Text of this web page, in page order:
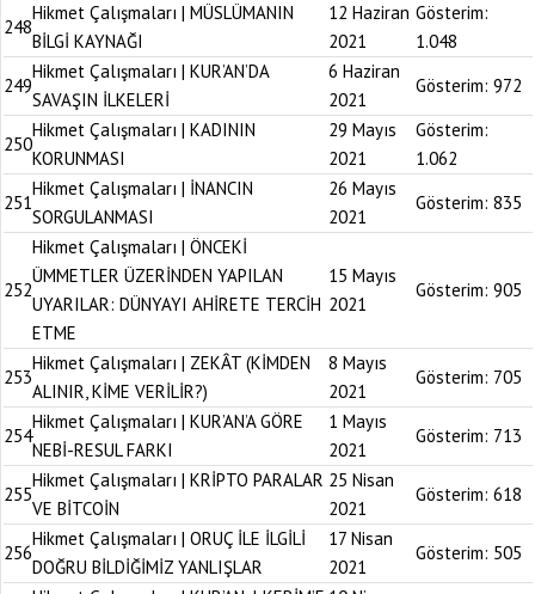
248
Hikmet Çalışmaları | MÜSLÜMANIN
BİLGİ KAYNAĞI
12 Haziran
2021
Gösterim:
1.048
249
Hikmet Çalışmaları | KUR’AN’DA
SAVAŞIN İLKELERİ
6 Haziran
2021
Gösterim: 972
250
Hikmet Çalışmaları | KADININ
KORUNMASI
29 Mayıs
2021
Gösterim:
1.062
251
Hikmet Çalışmaları | İNANCIN
SORGULANMASI
26 Mayıs
2021
Gösterim: 835
252
Hikmet Çalışmaları | ÖNCEKİ
ÜMMETLER ÜZERİNDEN YAPILAN
UYARILAR: DÜNYAYI AHİRETE TERCİH
ETME
15 Mayıs
2021
Gösterim: 905
253
Hikmet Çalışmaları | ZEKÂT (KİMDEN
ALINIR, KİME VERİLİR?)
8 Mayıs
2021
Gösterim: 705
254
Hikmet Çalışmaları | KUR’AN’A GÖRE
NEBİ-RESUL FARKI
1 Mayıs
2021
Gösterim: 713
255
Hikmet Çalışmaları | KRİPTO PARALAR
VE BİTCOİN
25 Nisan
2021
Gösterim: 618
256
Hikmet Çalışmaları | ORUÇ İLE İLGİLİ
DOĞRU BİLDİĞİMİZ YANLIŞLAR
17 Nisan
2021
Gösterim: 505